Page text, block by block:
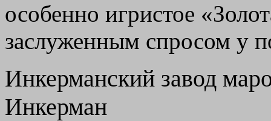
особенно игристое
заслуженным спросом у
Инкерманский завод
Инкерман